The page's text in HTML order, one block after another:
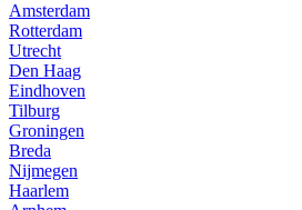
Amsterdam
Rotterdam
Utrecht
Den Haag
Eindhoven
Tilburg
Groningen
Breda
Nijmegen
Haarlem